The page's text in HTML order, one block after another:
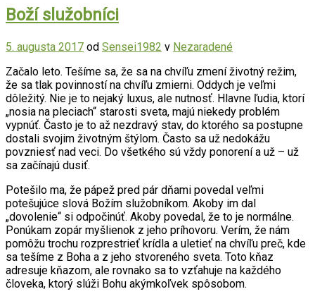
Boží služobníci
5. augusta 2017 od Sensei1982 v Nezaradené
Začalo leto. Tešíme sa, že sa na chvíľu zmení životný režim,
že sa tlak povinností na chvíľu zmierni. Oddych je veľmi
dôležitý. Nie je to nejaký luxus, ale nutnosť. Hlavne ľudia, ktorí
„nosia na pleciach“ starosti sveta, majú niekedy problém
vypnúť. Často je to až nezdravý stav, do ktorého sa postupne
dostali svojim životným štýlom. Často sa už nedokážu
povzniesť nad veci. Do všetkého sú vždy ponorení a už – už
sa začínajú dusiť.
Potešilo ma, že pápež pred pár dňami povedal veľmi
potešujúce slová Božím služobníkom. Akoby im dal
„dovolenie“ si odpočinúť. Akoby povedal, že to je normálne.
Ponúkam zopár myšlienok z jeho príhovoru. Verím, že nám
pomôžu trochu rozprestrieť krídla a uletieť na chvíľu preč, kde
sa tešíme z Boha a z jeho stvoreného sveta. Toto kňaz
adresuje kňazom, ale rovnako sa to vzťahuje na každého
človeka, ktorý slúži Bohu akýmkoľvek spôsobom.